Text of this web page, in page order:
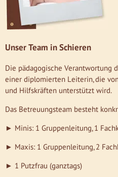
Unser Team in Schieren
Die pädagogische Verantwortung
einer diplomierten Leiterin, die
und Hilfskräften unterstützt wird.
Das Betreuungsteam besteht
► Minis: 1 Gruppenleitung, 1
► Maxis: 1 Gruppenleitung, 2
► 1 Putzfrau (ganztags)